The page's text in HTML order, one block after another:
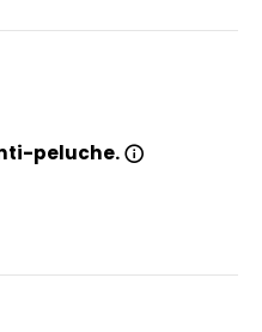
peluche.